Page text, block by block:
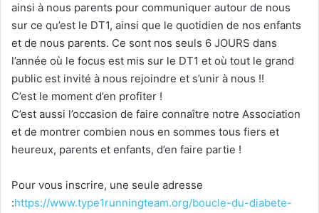
ainsi à nous parents pour communiquer autour de nous
sur ce qu’est le DT1, ainsi que le quotidien de nos enfants
et de nous parents. Ce sont nos seuls 6 JOURS dans
l’année où le focus est mis sur le DT1 et où tout le grand
public est invité à nous rejoindre et s’unir à nous !!
C’est le moment d’en profiter !
C’est aussi l’occasion de faire connaître notre Association
et de montrer combien nous en sommes tous fiers et
heureux, parents et enfants, d’en faire partie !
Pour vous inscrire, une seule adresse
:https://www.type1runningteam.org/boucle-du-diabete-